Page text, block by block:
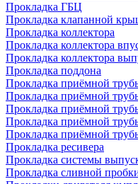
Прокладка ГБЦ
Прокладка клапанной
Прокладка коллектора
Прокладка коллектора
Прокладка коллектора
Прокладка поддона
Прокладка приёмной
Прокладка приёмной
Прокладка приёмной
Прокладка приёмной
Прокладка приёмной
Прокладка ресивера
Прокладка системы
Прокладка сливной